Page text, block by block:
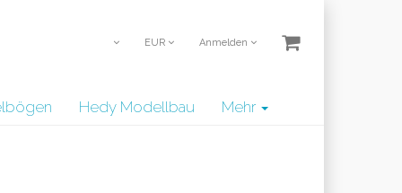
EUR Anmelden
Hedy Modellbau Mehr